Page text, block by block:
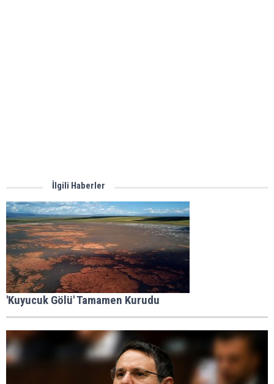
İlgili Haberler
'Kuyucuk Gölü' Tamamen Kurudu